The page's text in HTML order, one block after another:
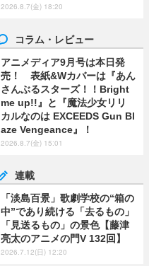
2026.8.7(金) 18:20
コラム・レビュー
アニメディア9月号は本日発
売！ 表紙&Wカバーは『あん
さんぶるスターズ！！Bright
me up!!』と『魔法少女リリ
カルなのは EXCEEDS Gun Bl
aze Vengeance』！
2026.8.7(金) 15:01
連載
「淡島百景」歌劇学校の“箱の
中”であり続ける「去るもの」
「見送るもの」の景色【藤津
亮太のアニメの門V 132回】
2026.7.12(日) 12:20